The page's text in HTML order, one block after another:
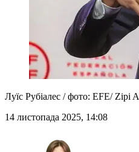
Луїс Рубіалес / фото: EFE/ Zipi
14 листопада 2025, 14:08